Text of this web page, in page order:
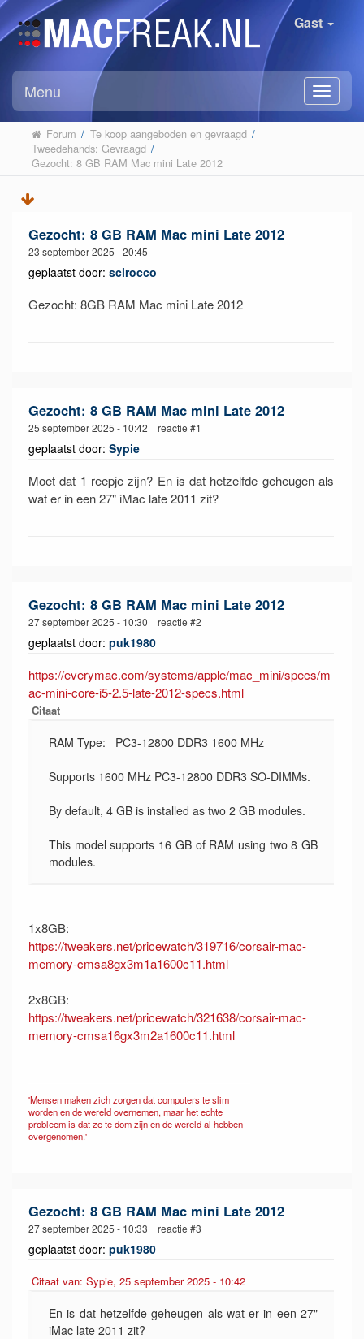
Gast
Menu
Forum / Te koop aangeboden en gevraagd /
Tweedehands: Gevraagd /
Gezocht: 8 GB RAM Mac mini Late 2012
Gezocht: 8 GB RAM Mac mini Late 2012
23 september 2025 - 20:45
geplaatst door: scirocco
Gezocht: 8GB RAM Mac mini Late 2012
Gezocht: 8 GB RAM Mac mini Late 2012
25 september 2025 - 10:42 reactie #1
geplaatst door: Sypie
Moet dat 1 reepje zijn? En is dat hetzelfde geheugen als
wat er in een 27" iMac late 2011 zit?
Gezocht: 8 GB RAM Mac mini Late 2012
27 september 2025 - 10:30 reactie #2
geplaatst door: puk1980
https://everymac.com/systems/apple/mac_mini/specs/m
ac-mini-core-i5-2.5-late-2012-specs.html
Citaat
RAM Type: PC3-12800 DDR3 1600 MHz
Supports 1600 MHz PC3-12800 DDR3 SO-DIMMs.
By default, 4 GB is installed as two 2 GB modules.
This model supports 16 GB of RAM using two 8 GB
modules.
1x8GB:
https://tweakers.net/pricewatch/319716/corsair-mac-
memory-cmsa8gx3m1a1600c11.html
2x8GB:
https://tweakers.net/pricewatch/321638/corsair-mac-
memory-cmsa16gx3m2a1600c11.html
'Mensen maken zich zorgen dat computers te slim
worden en de wereld overnemen, maar het echte
probleem is dat ze te dom zijn en de wereld al hebben
overgenomen.'
Gezocht: 8 GB RAM Mac mini Late 2012
27 september 2025 - 10:33 reactie #3
geplaatst door: puk1980
Citaat van: Sypie, 25 september 2025 - 10:42
En is dat hetzelfde geheugen als wat er in een 27"
iMac late 2011 zit?